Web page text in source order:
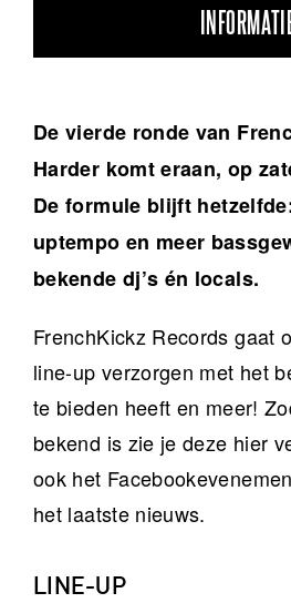
De vierde ronde van
Harder komt eraan, op
De formule blijft
uptempo en meer
bekende dj’s én locals.
FrenchKickz Records gaat
line-up verzorgen met het
te bieden heeft en meer!
bekend is zie je deze hier
ook het
het laatste nieuws.
LINE-UP